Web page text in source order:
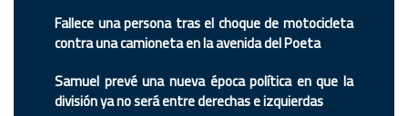
Fallece una persona tras el choque de motocicleta
contra una camioneta en la avenida del Poeta
Samuel prevé una nueva época política en que la
división ya no será entre derechas e izquierdas